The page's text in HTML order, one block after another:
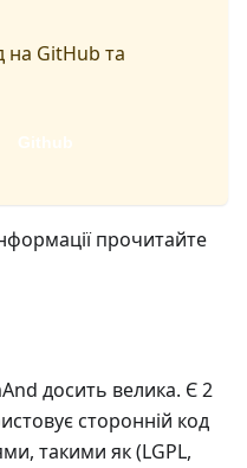
на GitHub та
Github
прочитайте
досить велика. Є 2
сторонній код
такими як (LGPL,